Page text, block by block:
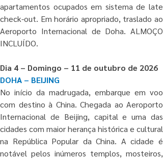
apartamentos ocupados em sistema de late
check-out. Em horário apropriado, traslado ao
Aeroporto Internacional de Doha. ALMOÇO
INCLUÍDO.
Dia 4 – Domingo – 11 de outubro de 2026
DOHA – BEIJING
No início da madrugada, embarque em voo
com destino à China. Chegada ao Aeroporto
Internacional de Beijing, capital e uma das
cidades com maior herança histórica e cultural
na República Popular da China. A cidade é
notável pelos inúmeros templos, mosteiros,